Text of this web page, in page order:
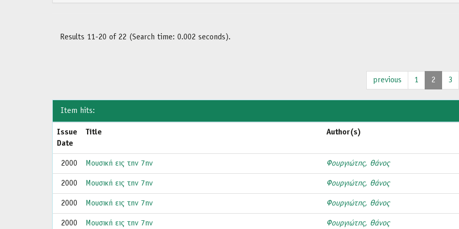
Results 11-20 of 22 (Search time: 0.002 seconds).
previous 1 2 3
Item hits:
Issue
Date
Title Author(s)
2000 Μουσική εις την 7ην Φουργιώτης, Θάνος
2000 Μουσική εις την 7ην Φουργιώτης, Θάνος
2000 Μουσική εις την 7ην Φουργιώτης, Θάνος
2000 Μουσική εις την 7ην Φουργιώτης, Θάνος